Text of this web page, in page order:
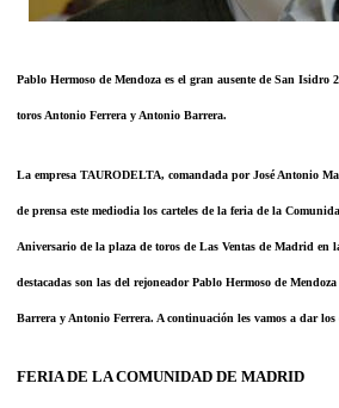
Pablo Hermoso de Mendoza es el gran ausente de San Isidro
toros Antonio Ferrera y Antonio Barrera.
La empresa TAURODELTA, comandada por José Antonio
de prensa este mediodia los carteles de la feria de la
Aniversario de la plaza de toros de Las Ventas de Madrid en
destacadas son las del rejoneador Pablo Hermoso de
Barrera y Antonio Ferrera. A continuación les vamos a dar los
FERIA DE LA COMUNIDAD DE MADRID